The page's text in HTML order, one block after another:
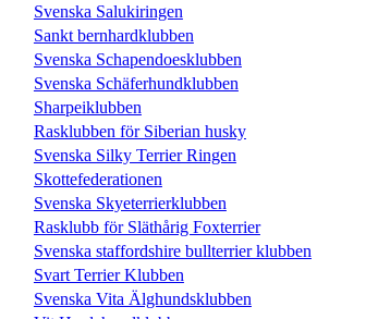
Svenska Salukiringen
Sankt bernhardklubben
Svenska Schapendoesklubben
Svenska Schäferhundklubben
Sharpeiklubben
Rasklubben för Siberian husky
Svenska Silky Terrier Ringen
Skottefederationen
Svenska Skyeterrierklubben
Rasklubb för Släthårig Foxterrier
Svenska staffordshire bullterrier klubben
Svart Terrier Klubben
Svenska Vita Älghundsklubben